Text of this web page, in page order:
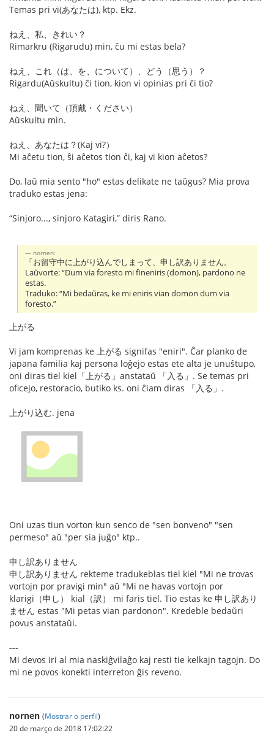
Temas pri vi(あなたは), ktp. Ekz.
ねえ、私、きれい？
Rimarkru (Rigarudu) min, ĉu mi estas bela?
ねえ、これ（は、を、について）、どう（思う）？
Rigardu(Aŭskultu) ĉi tion, kion vi opinias pri ĉi tio?
ねえ、聞いて（頂戴・ください）
Aŭskultu min.
ねえ、あなたは？(Kaj vi?）
Mi aĉetu tion, ŝi aĉetos tion ĉi, kaj vi kion aĉetos?
Do, laŭ mia sento "ho" estas delikate ne taŭgus? Mia prova
traduko estas jena:
“Sinjoro..., sinjoro Katagiri,” diris Rano.
nornen:
「お留守中に上がり込んでしまって、申し訳ありません。
Laŭvorte: “Dum via foresto mi fineniris (domon), pardono ne
estas.
Traduko: “Mi bedaŭras, ke mi eniris vian domon dum via
foresto.”
上がる
Vi jam komprenas ke 上がる signifas "eniri". Ĉar planko de
japana familia kaj persona loĝejo estas ete alta je unuŝtupo,
oni diras tiel kiel「上がる」anstataŭ 「入る」. Se temas pri
oficejo, restoracio, butiko ks. oni ĉiam diras 「入る」.
上がり込む. jena
Oni uzas tiun vorton kun senco de "sen bonveno" "sen
permeso" aŭ "per sia juĝo" ktp..
申し訳ありません
申し訳ありません rekteme tradukeblas tiel kiel "Mi ne trovas
vortojn por pravigi min" aŭ "Mi ne havas vortojn por
klarigi（申し） kial（訳） mi faris tiel. Tio estas ke 申し訳あり
ません estas "Mi petas vian pardonon". Kredeble bedaŭri
povus anstataŭi.
---
Mi devos iri al mia naskiĝvilaĝo kaj resti tie kelkajn tagojn. Do
mi ne povos konekti interreton ĝis reveno.
nornen (Mostrar o perfil)
20 de março de 2018 17:02:22